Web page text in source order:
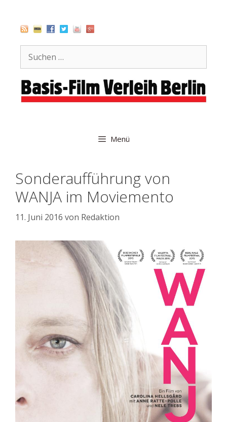
springen
nach:
Menü
Sonderaufführung von
WANJA im Moviemento
11. Juni 2016 von Redaktion